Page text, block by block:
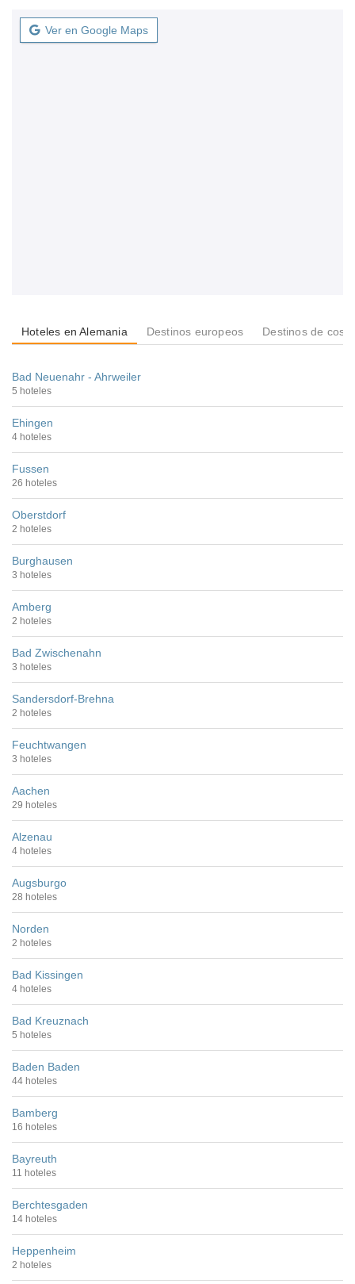
Ver en Google Maps
Hoteles en Alemania Destinos europeos Destinos de
Bad Neuenahr - Ahrweiler
5 hoteles
Ehingen
4 hoteles
Fussen
26 hoteles
Oberstdorf
2 hoteles
Burghausen
3 hoteles
Amberg
2 hoteles
Bad Zwischenahn
3 hoteles
Sandersdorf-Brehna
2 hoteles
Feuchtwangen
3 hoteles
Aachen
29 hoteles
Alzenau
4 hoteles
Augsburgo
28 hoteles
Norden
2 hoteles
Bad Kissingen
4 hoteles
Bad Kreuznach
5 hoteles
Baden Baden
44 hoteles
Bamberg
16 hoteles
Bayreuth
11 hoteles
Berchtesgaden
14 hoteles
Heppenheim
2 hoteles